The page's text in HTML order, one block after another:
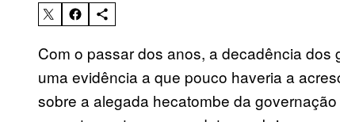
Com o passar dos anos, a decadência
uma evidência a que pouco haveria a
sobre a alegada hecatombe da